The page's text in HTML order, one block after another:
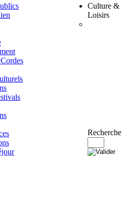
Culture &
Loisirs
Recherche